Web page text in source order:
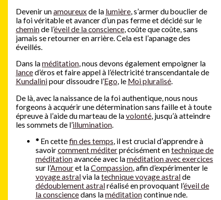
Devenir unamoureuxde la lumière, s’armer du bouclier de
la foi véritable et avancer d’un pas ferme et décidé sur le
cheminde l’éveil de la conscience, coûte que coûte, sans
jamais se retourner en arrière. Cela est l’apanage des
éveillés.
Dans laméditation, nous devons également empoigner la
lanced’éros et faire appel à l’électricité transcendantale de
Kundalinipour dissoudre l’Ego, le Moi pluralisé.
De là, avec la naissance de la foi authentique, nous nous
forgeons à acquérir une détermination sans faille et à toute
épreuve à l’aide du marteau de lavolonté, jusqu’à atteindre
les sommets de l’illumination.
* En cettefin des temps, il est crucial d’apprendre à
savoircomment méditerprécisément entechnique de
méditationavancée avec laméditation avec exercices
sur l’Amouret laCompassion, afin d’expérimenter le
voyage astralvia latechnique voyage astralde
dédoublement astralréalisé en provoquant l’éveil de
la consciencedans laméditationcontinue nde.